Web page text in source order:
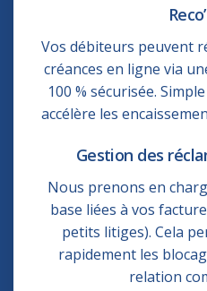
Vos débiteurs peuvent
créances en ligne via
100 % sécurisée.
accélère les
Gestion des
Nous prenons en
base liées à vos
petits litiges). Cela
rapidement les
relation